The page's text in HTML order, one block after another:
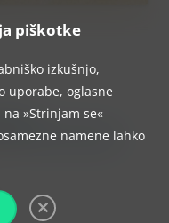
.
Learn how your
piškotke
izkušnjo,
uporabe, oglasne
»Strinjam se«
namene lahko